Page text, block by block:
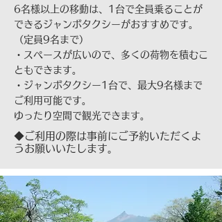
6名様以上の移動は、1台で全員乗ることが
できるジャンボタクシーがおすすめです。
（定員9名まで）
・スペースが広いので、多くの荷物を積むこ
ともできます。
・ジャンボタクシー1台で、最大9名様まで
ご利用可能です。
ゆったり空間で観光できます。
◆ご利用の際は事前にご予約いただくよ
うお願いいたします。